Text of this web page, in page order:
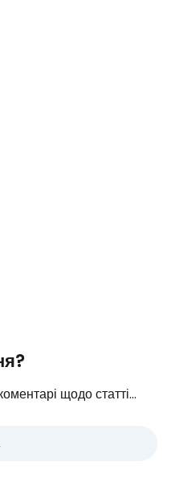
щодо статті...